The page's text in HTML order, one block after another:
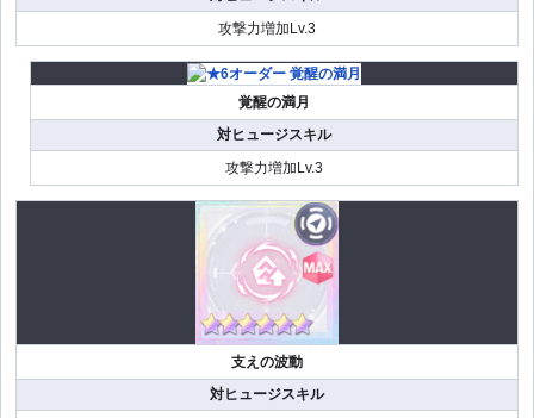
攻撃力増加Lv.3
覚醒の満月
対ヒュージスキル
攻撃力増加Lv.3
支えの波動
対ヒュージスキル